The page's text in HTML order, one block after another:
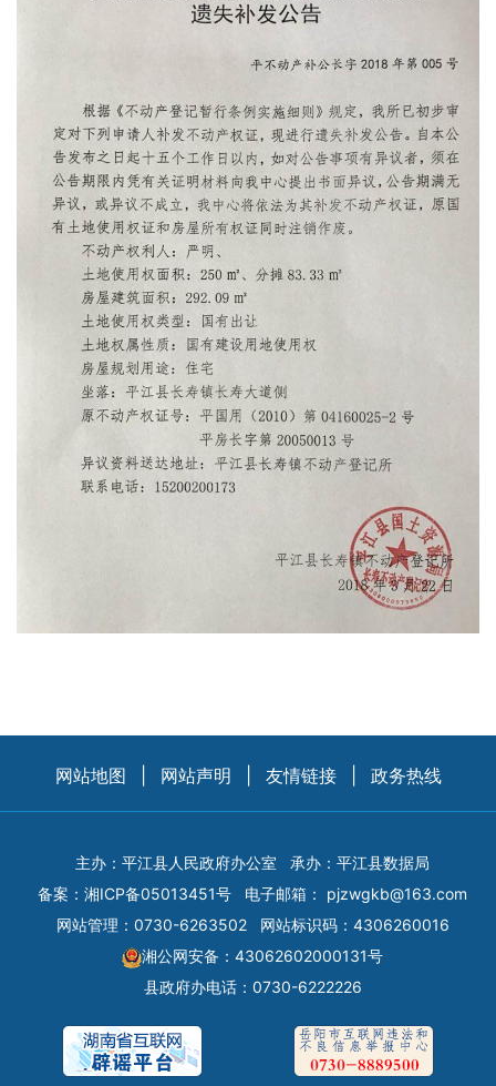
网站地图 网站声明 友情链接 政务热线
主办：平江县人民政府办公室
承办：平江县数据局
备案： 湘ICP备05013451号 电子邮箱： pjzwgkb@163.com
网站管理：0730-6263502
网站标识码：4306260016
湘公网安备：43062602000131号
县政府办电话：0730-6222226